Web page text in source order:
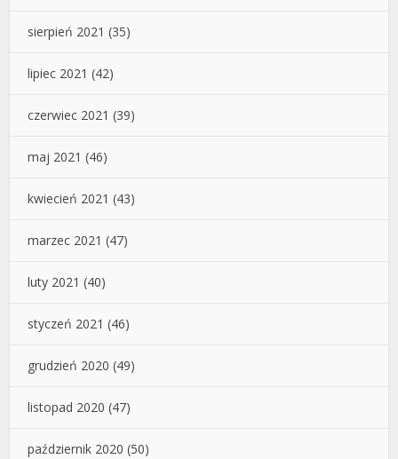
sierpień 2021 (35)
lipiec 2021 (42)
czerwiec 2021 (39)
maj 2021 (46)
kwiecień 2021 (43)
marzec 2021 (47)
luty 2021 (40)
styczeń 2021 (46)
grudzień 2020 (49)
listopad 2020 (47)
październik 2020 (50)